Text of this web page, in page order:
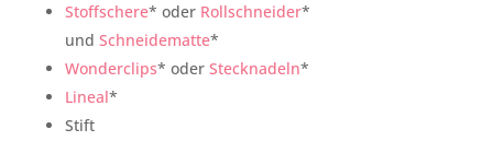
Stoffschere* oder Rollschneider*
und Schneidematte*
Wonderclips* oder Stecknadeln*
Lineal*
Stift